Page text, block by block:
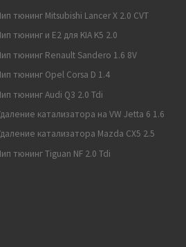
тюнинг Mitsubishi Lancer X 2.0 CVT
тюнинг и E2 для KIA K5 2.0
тюнинг Renault Sandero 1.6 8V
тюнинг Opel Corsa D 1.4
тюнинг Audi Q3 2.0 Tdi
катализатора на VW Jetta 6 1.6
катализатора Mazda CX5 2.5
тюнинг Tiguan NF 2.0 Tdi